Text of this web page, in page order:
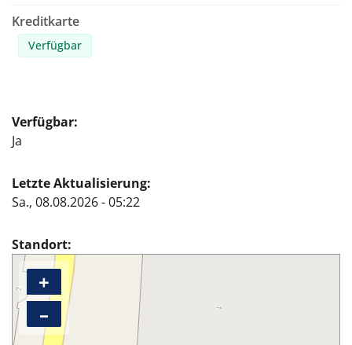
Kreditkarte
Verfügbar
Verfügbar
Ja
Letzte Aktualisierung
Sa., 08.08.2026 - 05:22
Standort
+
–